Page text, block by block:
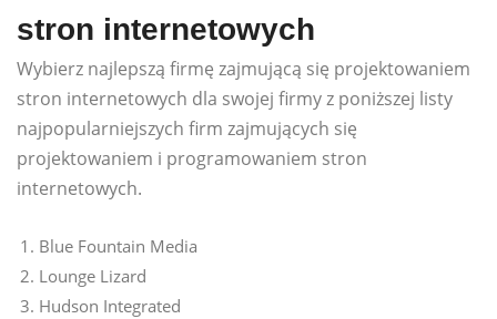
stron internetowych
Wybierz najlepszą firmę zajmującą się projektowaniem
stron internetowych dla swojej firmy z poniższej listy
najpopularniejszych firm zajmujących się
projektowaniem i programowaniem stron
internetowych.
Blue Fountain Media
Lounge Lizard
Hudson Integrated